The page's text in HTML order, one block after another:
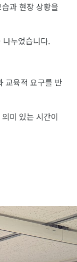
과 현장 상황을
누었습니다.
교육적 요구를 반
미 있는 시간이